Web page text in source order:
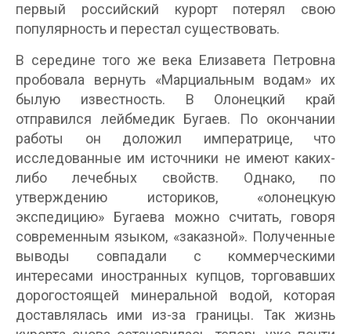
первый российский курорт потерял свою
популярность и перестал существовать.
В середине того же века Елизавета Петровна
пробовала вернуть «Марциальным водам» их
былую известность. В Олонецкий край
отправился лейбмедик Бугаев. По окончании
работы он доложил императрице, что
исследованные им источники не имеют каких-
либо лечебных свойств. Однако, по
утверждению историков, «олонецкую
экспедицию» Бугаева можно считать, говоря
современным языком, «заказной». Полученные
выводы совпадали с коммерческими
интересами иностранных купцов, торговавших
дорогостоящей минеральной водой, которая
доставлялась ими из-за границы. Так жизнь